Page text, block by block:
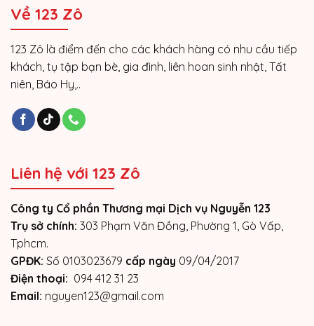
Về 123 Zô
123 Zô là điểm đến cho các khách hàng có nhu cầu tiếp
khách, tụ tập bạn bè, gia đình, liên hoan sinh nhật, Tất
niên, Báo Hy,..
Liên hệ với 123 Zô
Công ty Cổ phần Thương mại Dịch vụ Nguyễn 123
Trụ sở chính: 303 Phạm Văn Đồng, Phường 1, Gò Vấp,
Tphcm.
GPĐK: Số 0103023679 cấp ngày 09/04/2017
Điện thoại: 094 412 31 23
Email: nguyen123@gmail.com